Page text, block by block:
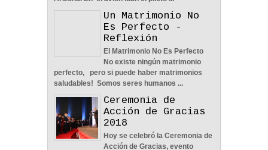
2026 0
Tiempo, Lealtad y
Honestidad - Reflexión
12 May 2026
Un Matrimonio No
Es Perfecto -
Reflexión
El Matrimonio No Es Perfecto
No existe ningún matrimonio
perfecto, pero si puede haber matrimonios
saludables! Somos seres humanos ...
Ceremonia de
Acción de Gracias
2018
Hoy se celebró la Ceremonia de
Acción de Gracias, evento